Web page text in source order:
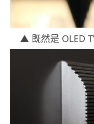
▲ 既然是 OLED